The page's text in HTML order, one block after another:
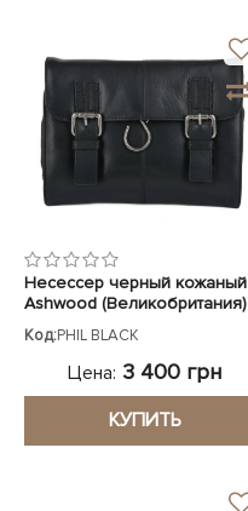
Несессер черный кожаный
Ashwood (Великобритания)
Код:PHIL BLACK
Цена: 3 400 грн
КУПИТЬ